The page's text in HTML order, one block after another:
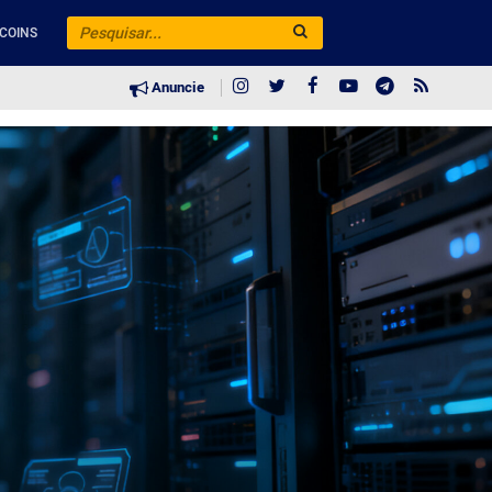
Anuncie